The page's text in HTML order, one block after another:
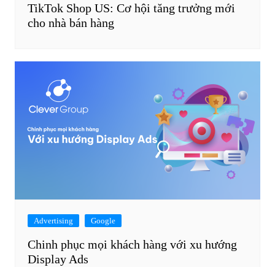
TikTok Shop US: Cơ hội tăng trưởng mới
cho nhà bán hàng
Advertising Google
Chinh phục mọi khách hàng với xu hướng
Display Ads